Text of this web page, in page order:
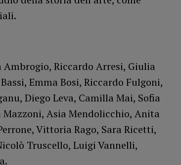
Riccardo Arresi, Giulia
Emma Bosi, Riccardo Fulgoni,
Diego Leva, Camilla Mai, Sofia
Asia Mendolicchio, Anita
Vittoria Rago, Sara Ricetti,
Truscello, Luigi Vannelli,